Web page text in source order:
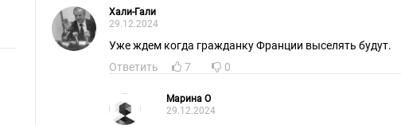
Хали-Гали
29.12.2024
Уже ждем когда гражданку Франции выселять будут.
Ответить
7 0
Марина О
29.12.2024